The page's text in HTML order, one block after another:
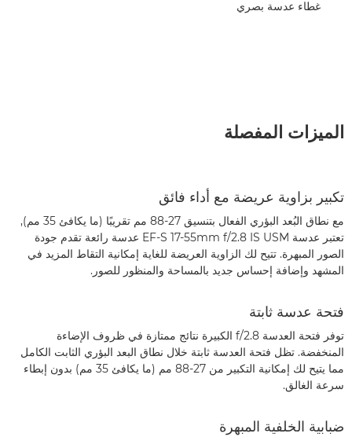
غطاء عدسة بصري
الميزات المفصلة
تكبير بزاوية عريضة مع أداء فائق
مع نطاق البُعد البؤري الفعال بتنسيق 27-88 مم تقريبًا (ما يكافئ 35 مم),
تعتبر عدسة EF-S 17-55mm f/2.8 IS USM عدسة رائعة تقدم جودة
الصور المبهرة. تتيح لك الزاوية العريضة للغاية إمكانية التقاط المزيد في
المشهد وإضافة إحساس جديد بالمساحة والمنظور للصور.
فتحة عدسة ثابتة
توفر فتحة العدسة f/2.8 الكبيرة نتائج ممتازة في ظروف الإضاءة
المنخفضة. تظل فتحة العدسة ثابتة خلال نطاق البعد البؤري الثابت الكامل
مما يتيح لك إمكانية التكبير من 27-88 مم (ما يكافئ 35 مم) بدون إبطاء
سرعة الغالق.
ضبابية الخلفية المبهرة